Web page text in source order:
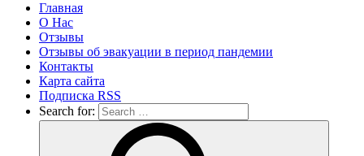
Главная
О Нас
Отзывы
Отзывы об эвакуации в период пандемии
Контакты
Карта сайта
Подписка RSS
Search for: